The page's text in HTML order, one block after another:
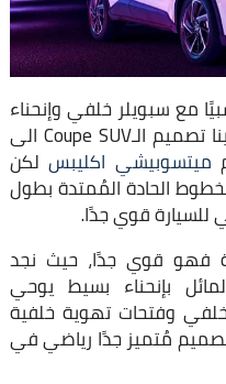
مع سبويلر خلفي وإنحناء
كبير في الزجاج الخلفي مما يُعطينا تصميم الـCoupe SUV الى
ميتسوبيشي اكليبس لكن
الحادة المُمتدة بطول
للسيارة قوي جدًا.
فهو قوي جدًا، حيث نجد
بإنحناء بسيط يوحي
وفتحات تهوية خلفية
مُتميز جدًا رياضي في